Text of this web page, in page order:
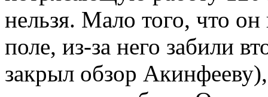
нельзя. Мало того, что он
поле, из-за него забили
закрыл обзор